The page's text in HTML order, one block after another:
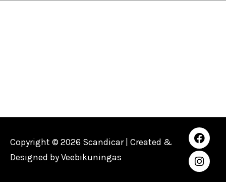
Copyright © 2026 Scandicar | Created &
Designed byVeebikuningas